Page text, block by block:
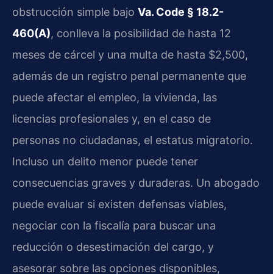
obstrucción simple bajo Va. Code § 18.2-
460(A), conlleva la posibilidad de hasta 12
meses de cárcel y una multa de hasta $2,500,
además de un registro penal permanente que
puede afectar el empleo, la vivienda, las
licencias profesionales y, en el caso de
personas no ciudadanas, el estatus migratorio.
Incluso un delito menor puede tener
consecuencias graves y duraderas. Un abogado
puede evaluar si existen defensas viables,
negociar con la fiscalía para buscar una
reducción o desestimación del cargo, y
asesorar sobre las opciones disponibles,